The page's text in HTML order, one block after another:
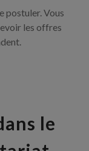
postuler. Vous
les offres
le